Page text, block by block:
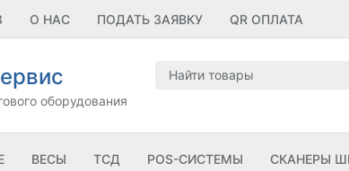
О НАС ПОДАТЬ ЗАЯВКУ QR ОПЛАТА
оборудования
ВЕСЫ ТСД POS-СИСТЕМЫ СКАНЕРЫ